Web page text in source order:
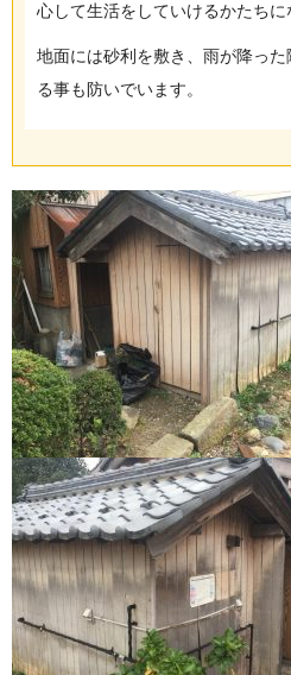
心して生活をしていけるかたちに
地面には砂利を敷き、雨が降っ
る事も防いでいます。